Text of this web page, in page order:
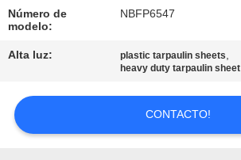
CONTROL
DE
ÉNTRENOS
Número de
modelo:
NBFP6547
Alta luz: plastic tarpaulin sheets,
heavy duty tarpaulin sheet
CONTACTO!